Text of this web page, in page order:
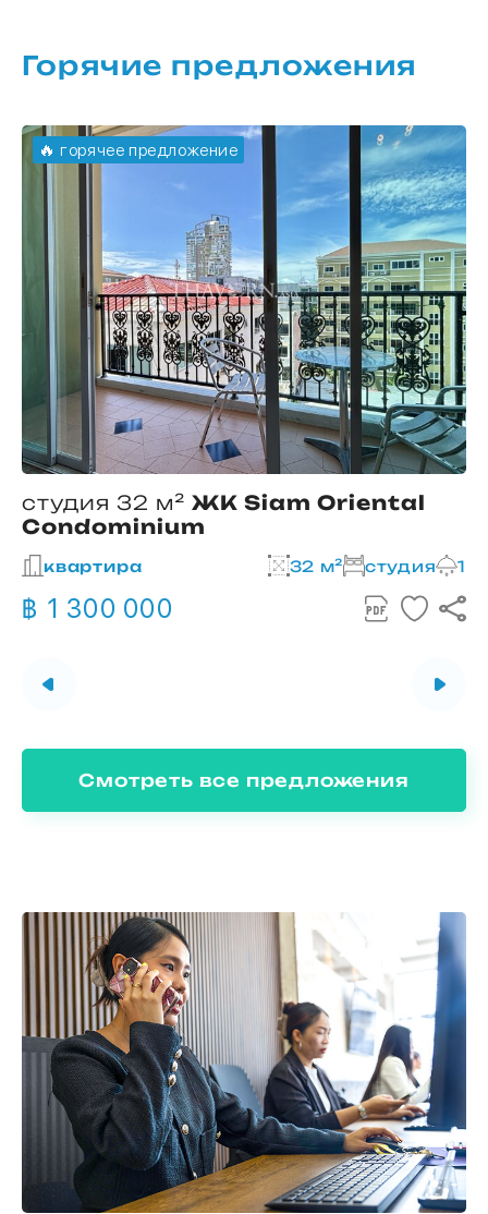
Горячие предложения
🔥 горячее предложение
студия 32 м² ЖК Siam Oriental
Condominium
квартира 32 м² студия 1
฿ 1 300 000
Смотреть все предложения